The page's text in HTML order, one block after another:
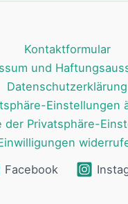
Kontaktformular
und
Datenschutzerklärung
Einstellungen
der Privatsphäre-
Facebook